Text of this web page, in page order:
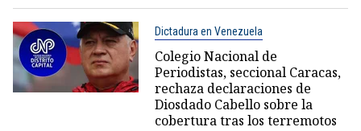
Dictadura en Venezuela
Colegio Nacional de
Periodistas, seccional Caracas,
rechaza declaraciones de
Diosdado Cabello sobre la
cobertura tras los terremotos